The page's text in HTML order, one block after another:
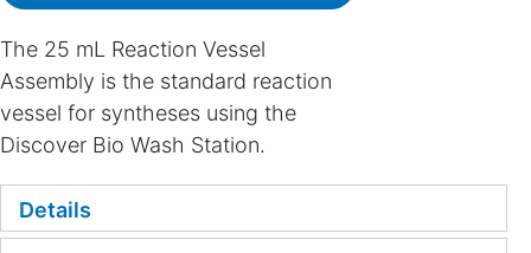
The 25 mL Reaction Vessel
Assembly is the standard reaction
vessel for syntheses using the
Discover Bio Wash Station.
Details